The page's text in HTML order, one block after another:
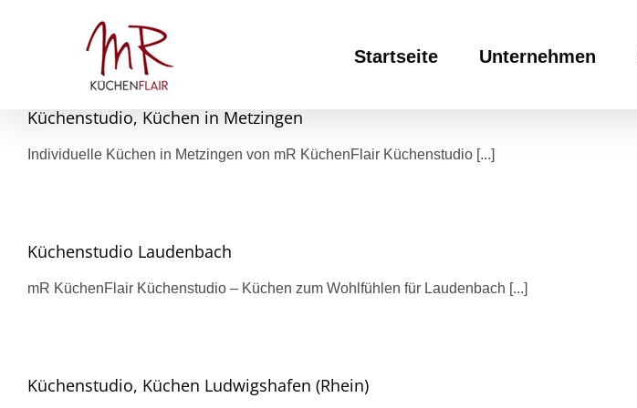
Startseite Unternehmen
Küchenstudio, Küchen in Metzingen
Individuelle Küchen in Metzingen von mR KüchenFlair Küchenstudio [...]
Küchenstudio Laudenbach
mR KüchenFlair Küchenstudio – Küchen zum Wohlfühlen für Laudenbach [...]
Küchenstudio, Küchen Ludwigshafen (Rhein)